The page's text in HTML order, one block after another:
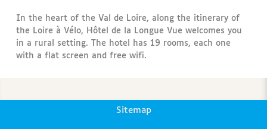
In the heart of the Val de Loire, along the itinerary of
the Loire à Vélo, Hôtel de la Longue Vue welcomes you
in a rural setting. The hotel has 19 rooms, each one
with a flat screen and free wifi.
Sitemap